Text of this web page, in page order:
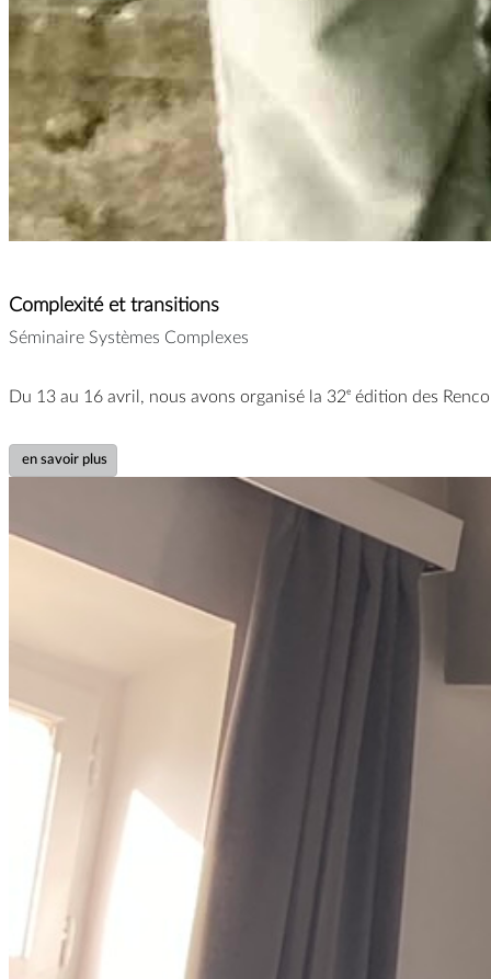
Complexité et transitions
Séminaire Systèmes Complexes
Du 13 au 16 avril, nous avons organisé la 32ᵉ édition des
en savoir plus